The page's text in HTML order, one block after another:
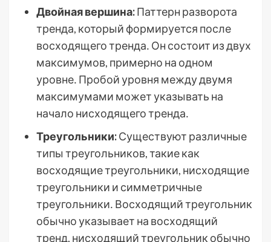
Двойная вершина:Паттерн разворота
тренда, который формируется после
восходящего тренда․ Он состоит из двух
максимумов, примерно на одном
уровне․ Пробой уровня между двумя
максимумами может указывать на
начало нисходящего тренда․
Треугольники:Существуют различные
типы треугольников, такие как
восходящие треугольники, нисходящие
треугольники и симметричные
треугольники․ Восходящий треугольник
обычно указывает на восходящий
тренд, нисходящий треугольник обычно